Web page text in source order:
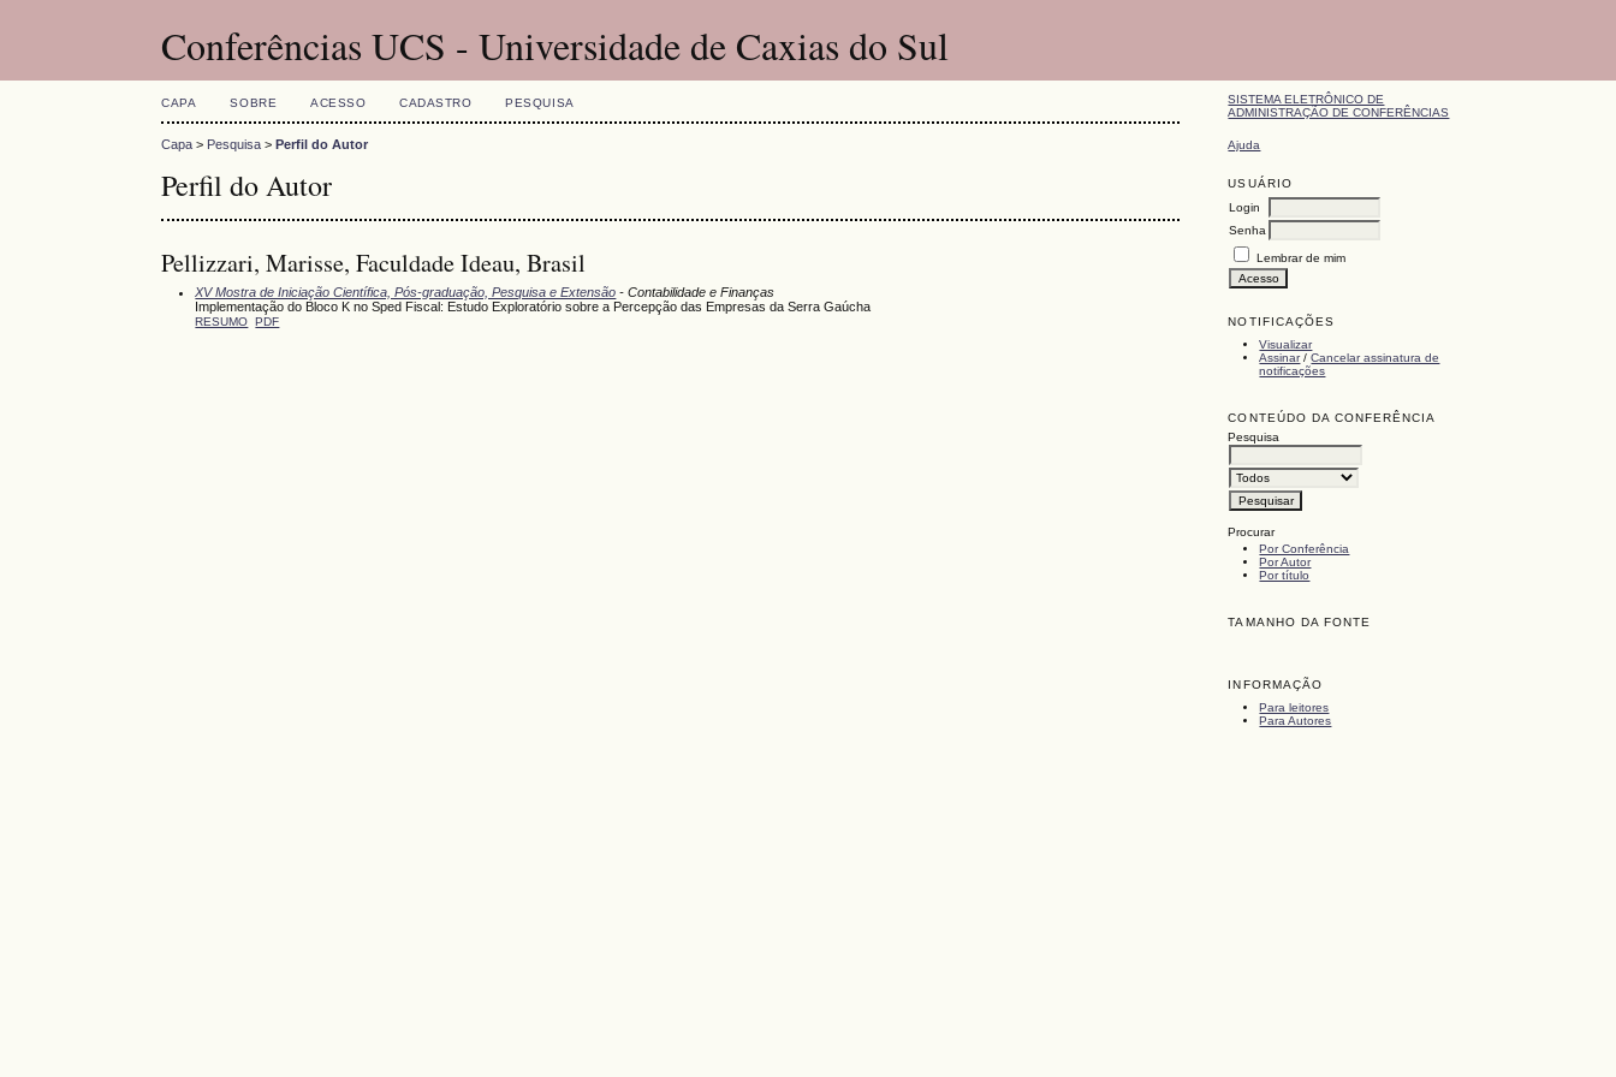
Conferências UCS - Universidade de Caxias do Sul
SISTEMA ELETRÔNICO DE
ADMINISTRAÇÃO DE CONFERÊNCIAS
Ajuda
USUÁRIO
Login
Senha
Lembrar de mim
NOTIFICAÇÕES
Visualizar
Assinar/Cancelar assinatura de
notificações
CONTEÚDO DA CONFERÊNCIA
Pesquisa
Procurar
Por Conferência
Por Autor
Por título
TAMANHO DA FONTE
INFORMAÇÃO
Para leitores
Para Autores
CAPA SOBRE ACESSO CADASTRO PESQUISA
Capa > Pesquisa >Perfil do Autor
Perfil do Autor
Pellizzari, Marisse, Faculdade Ideau, Brasil
XV Mostra de Iniciação Científica, Pós-graduação, Pesquisa e Extensão - Contabilidade e Finanças
Implementação do Bloco K no Sped Fiscal: Estudo Exploratório sobre a Percepção das Empresas da Serra Gaúcha
RESUMO PDF